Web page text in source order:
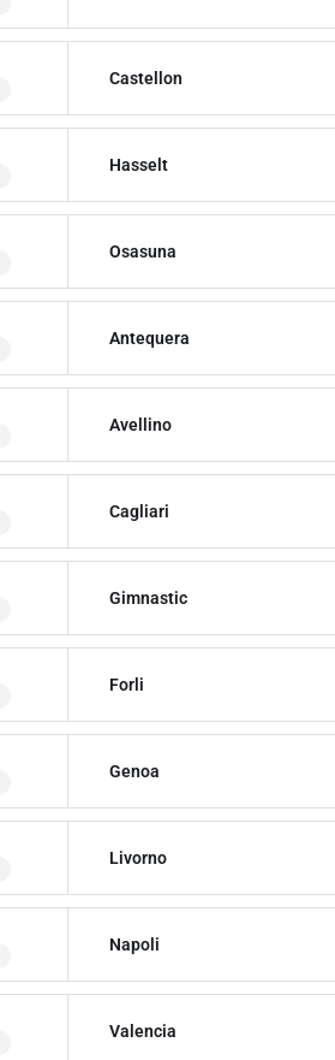
Castellon
Hasselt
Osasuna
Antequera
Avellino
Cagliari
Gimnastic
Forli
Genoa
Livorno
Napoli
Valencia